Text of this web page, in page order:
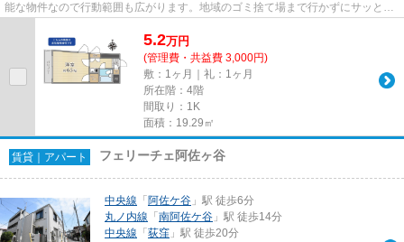
能な物件なので行動範囲も広がります。地域のゴミ捨て場まで行かずにサッとゴ
5.2万円
(管理費・共益費 3,000円)
敷：1ヶ月｜礼：1ヶ月
所在階：4階
間取り：1K
面積：19.29㎡
賃貸｜アパート フェリーチェ阿佐ヶ谷
中央線 「 阿佐ケ谷 」駅 徒歩6分
丸ノ内線 「 南阿佐ケ谷 」駅 徒歩14分
中央線 「 荻窪 」駅 徒歩20分